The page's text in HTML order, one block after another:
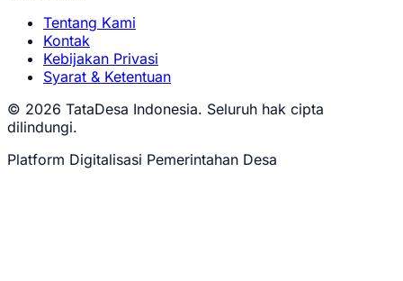
Tentang Kami
Kontak
Kebijakan Privasi
Syarat & Ketentuan
© 2026 TataDesa Indonesia. Seluruh hak cipta
dilindungi.
Platform Digitalisasi Pemerintahan Desa